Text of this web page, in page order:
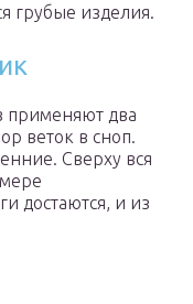
грубые изделия.
применяют два
веток в сноп.
Сверху вся
достаются, и из